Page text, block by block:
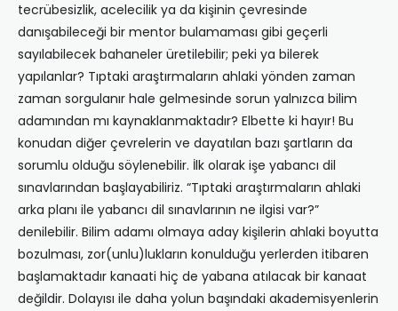
tecrübesizlik, acelecilik ya da kişinin çevresinde
danışabileceği bir mentor bulamaması gibi geçerli
sayılabilecek bahaneler üretilebilir; peki ya bilerek
yapılanlar? Tıptaki araştırmaların ahlaki yönden zaman
zaman sorgulanır hale gelmesinde sorun yalnızca bilim
adamından mı kaynaklanmaktadır? Elbette ki hayır! Bu
konudan diğer çevrelerin ve dayatılan bazı şartların da
sorumlu olduğu söylenebilir. İlk olarak işe yabancı dil
sınavlarından başlayabiliriz. “Tıptaki araştırmaların ahlaki
arka planı ile yabancı dil sınavlarının ne ilgisi var?”
denilebilir. Bilim adamı olmaya aday kişilerin ahlaki boyutta
bozulması, zor(unlu)lukların konulduğu yerlerden itibaren
başlamaktadır kanaati hiç de yabana atılacak bir kanaat
değildir. Dolayısı ile daha yolun başındaki akademisyenlerin